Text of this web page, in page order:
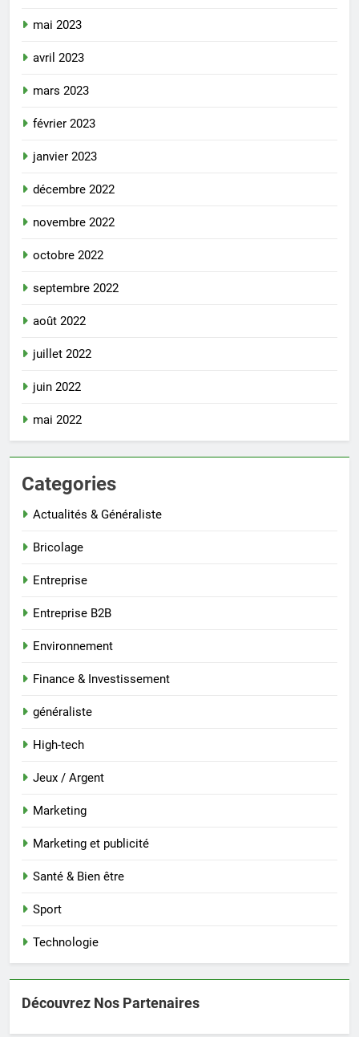
mai 2023
avril 2023
mars 2023
février 2023
janvier 2023
décembre 2022
novembre 2022
octobre 2022
septembre 2022
août 2022
juillet 2022
juin 2022
mai 2022
Categories
Actualités & Généraliste
Bricolage
Entreprise
Entreprise B2B
Environnement
Finance & Investissement
généraliste
High-tech
Jeux / Argent
Marketing
Marketing et publicité
Santé & Bien être
Sport
Technologie
Découvrez Nos Partenaires